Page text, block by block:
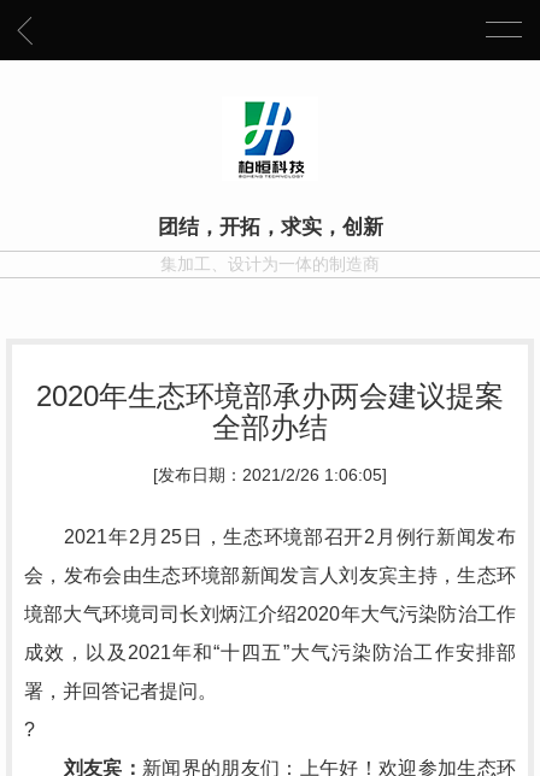
团结，开拓，求实，创新
集加工、设计为一体的制造商
2020年生态环境部承办两会建议提案
全部办结
[发布日期：2021/2/26 1:06:05]
2021年2月25日，生态环境部召开2月例行新闻发布
会，发布会由生态环境部新闻发言人刘友宾主持，生态环
境部大气环境司司长刘炳江介绍2020年大气污染防治工作
成效，以及2021年和“十四五”大气污染防治工作安排部
署，并回答记者提问。
?
刘友宾： 新闻界的朋友们：上午好！欢迎参加生态环